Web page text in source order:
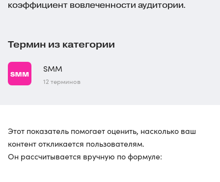
коэффициент вовлеченности аудитории.
Термин из категории
SMM
12 терминов
Этот показатель помогает оценить, насколько ваш
контент откликается пользователям.
Он рассчитывается вручную по формуле: